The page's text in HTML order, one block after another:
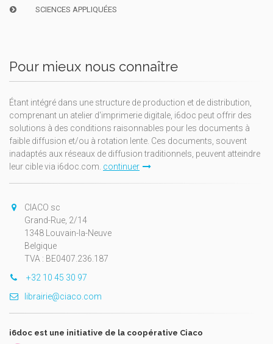
SCIENCES APPLIQUÉES
Pour mieux nous connaître
Étant intégré dans une structure de production et de distribution,
comprenant un atelier d'imprimerie digitale, i6doc peut offrir des
solutions à des conditions raisonnables pour les documents à
faible diffusion et/ou à rotation lente. Ces documents, souvent
inadaptés aux réseaux de diffusion traditionnels, peuvent atteindre
leur cible via i6doc.com. continuer
CIACO sc
Grand-Rue, 2/14
1348 Louvain-la-Neuve
Belgique
TVA : BE0407.236.187
+32 10 45 30 97
librairie@ciaco.com
i6doc est une initiative de la coopérative Ciaco